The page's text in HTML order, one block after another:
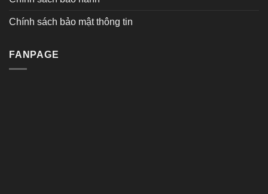
Chính sách bảo mật thông tin
FANPAGE